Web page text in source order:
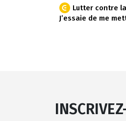
Lutter contre
J’essaie de me